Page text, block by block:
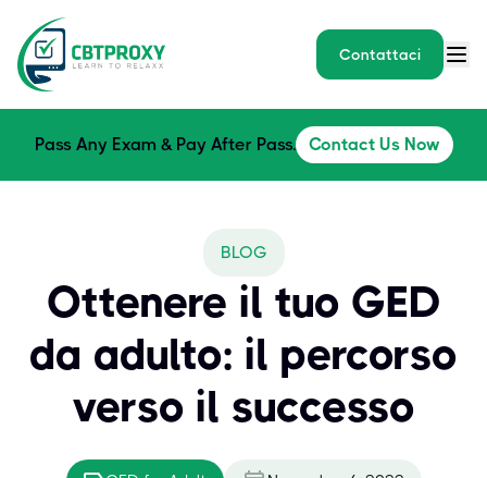
Contattaci
Pass Any Exam & Pay After Pass. Contact Us Now
BLOG
Ottenere il tuo GED
da adulto: il percorso
verso il successo